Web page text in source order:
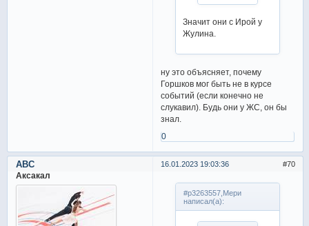
Значит они с Ирой у
Жулина.
ну это объясняет, почему
Горшков мог быть не в курсе
событий (если конечно не
слукавил). Будь они у ЖС, он бы
знал.
0
70
16.01.2023 19:03:36
ABC
Аксакал
#p3263557,Мери
написал(а):